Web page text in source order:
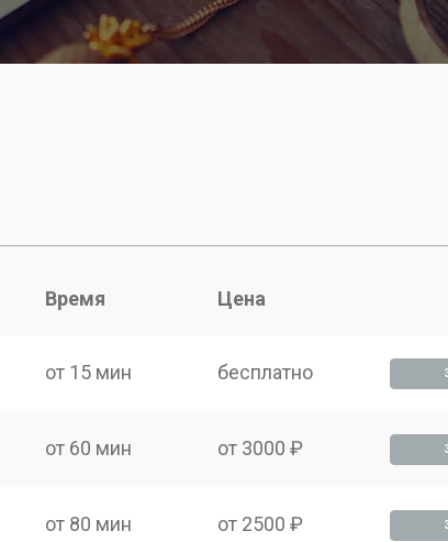
Время Цена
от 15 мин бесплатно
от 60 мин от 3000 ₽
от 80 мин от 2500 ₽